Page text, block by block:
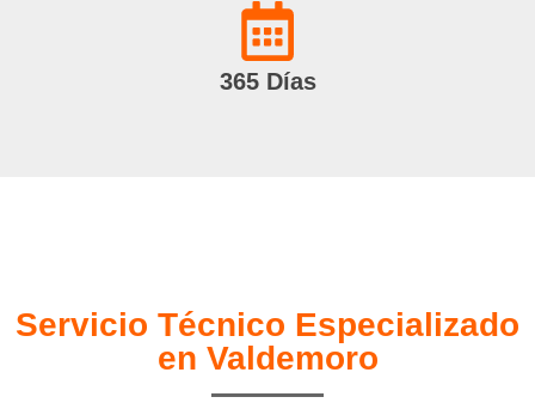
365 Días
Servicio Técnico Especializado
en Valdemoro